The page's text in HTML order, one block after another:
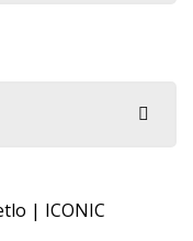
| ICONIC